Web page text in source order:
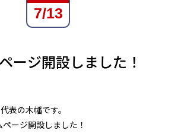
7/13
ージ開設しました！
の木幡です。
ージ開設しました！